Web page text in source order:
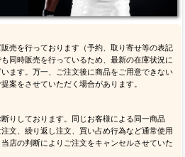
売を行っております（予約、取り寄せ等の表記
同時販売を行っているため、最新の在庫状況に
ます。万一、ご注文後に商品をご用意できない
案をさせていただく場合があります。
りしております。同じお客様による同一商品
文、繰り返し注文、買い占め行為など通常使用
店の判断によりご注文をキャンセルさせていた